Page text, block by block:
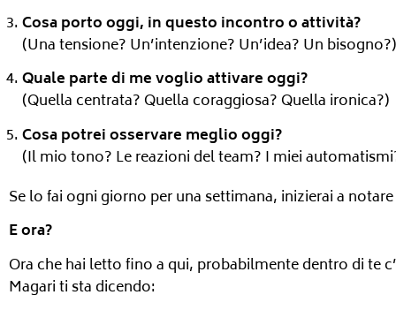
Cosa porto oggi, in questo incontro o attività?
(Una tensione? Un’intenzione? Un’idea? Un bisogno?)
Quale parte di me voglio attivare oggi?
(Quella centrata? Quella coraggiosa? Quella ironica?)
Cosa potrei osservare meglio oggi?
(Il mio tono? Le reazioni del team? I miei
Se lo fai ogni giorno per una settimana, inizierai a
E ora?
Ora che hai letto fino a qui, probabilmente dentro di te
Magari ti sta dicendo: